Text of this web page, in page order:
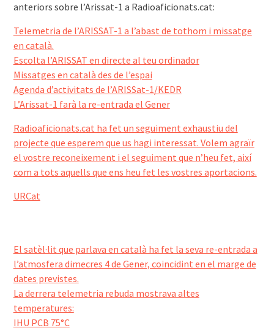
anteriors sobre l’Arissat-1 a Radioaficionats.cat:
Telemetria de l’ARISSAT-1 a l’abast de tothom i missatge
en català.
Escolta l’ARISSAT en directe al teu ordinador
Missatges en català des de l’espai
Agenda d’activitats de l’ARISSat-1/KEDR
L’Arissat-1 farà la re-entrada el Gener
Radioaficionats.cat ha fet un seguiment exhaustiu del
projecte que esperem que us hagi interessat. Volem agraïr
el vostre reconeixement i el seguiment que n’heu fet, així
com a tots aquells que ens heu fet les vostres aportacions.
URCat
El satèl·lit que parlava en català ha fet la seva re-entrada a
l’atmosfera dimecres 4 de Gener, coincidint en el marge de
dates previstes.
La derrera telemetria rebuda mostrava altes
temperatures:
IHU PCB 75°C